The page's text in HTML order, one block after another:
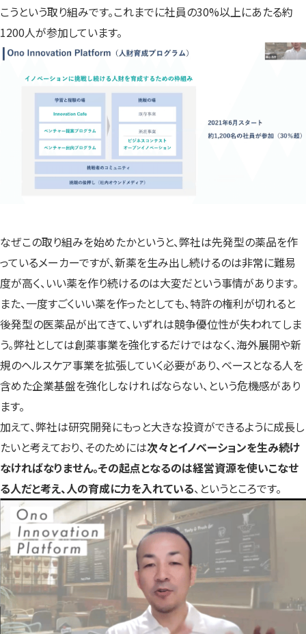
こうという取り組みです。これまでに社員の30%以上にあたる約
1200人が参加しています。
なぜこの取り組みを始めたかというと、弊社は先発型の薬品を作
っているメーカーですが、新薬を生み出し続けるのは非常に難易
度が高く、いい薬を作り続けるのは大変だという事情があります。
また、一度すごくいい薬を作ったとしても、特許の権利が切れると
後発型の医薬品が出てきて、いずれは競争優位性が失われてしま
う。弊社としては創薬事業を強化するだけではなく、海外展開や新
規のヘルスケア事業を拡張していく必要があり、ベースとなる人を
含めた企業基盤を強化しなければならない、という危機感があり
ます。
加えて、弊社は研究開発にもっと大きな投資ができるように成長し
たいと考えており、そのためには次々とイノベーションを生み続け
なければなりません。その起点となるのは経営資源を使いこなせ
る人だと考え、人の育成に力を入れている、というところです。